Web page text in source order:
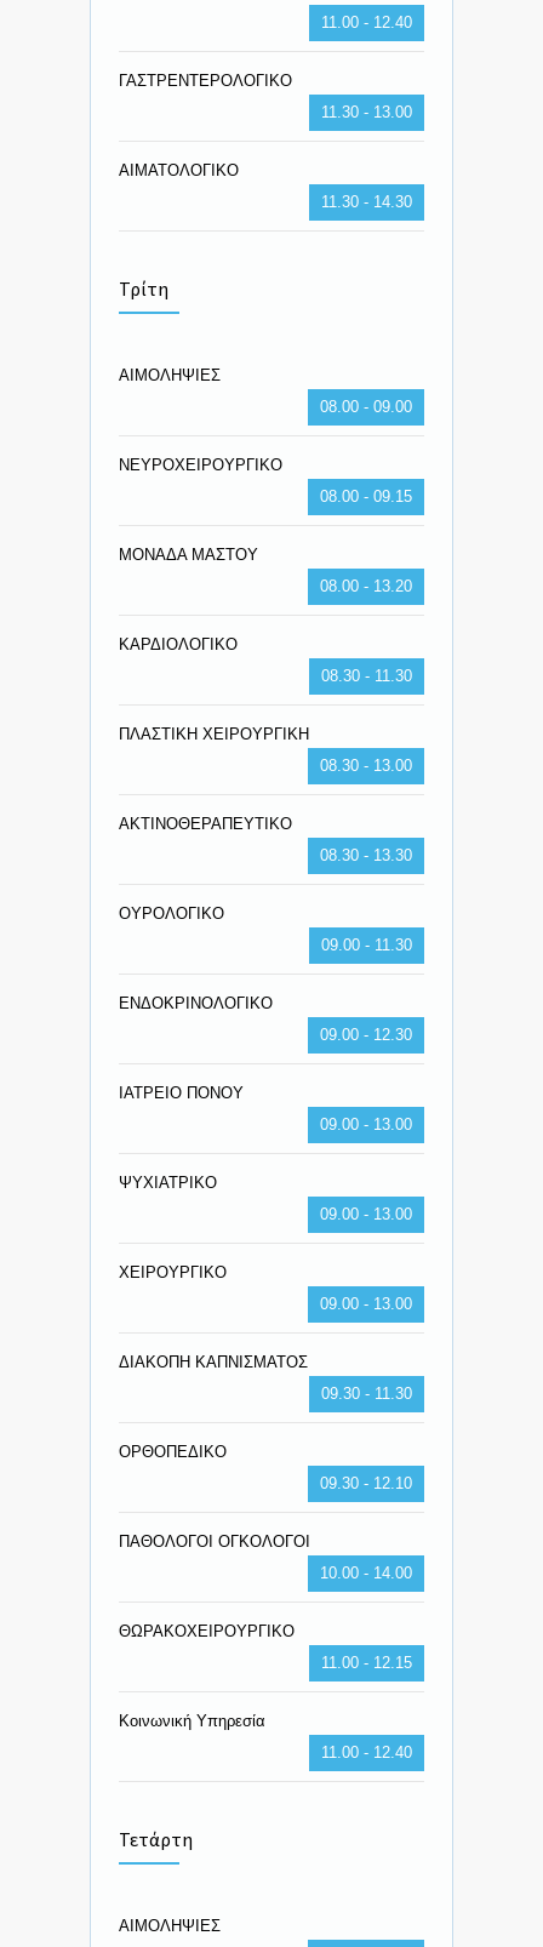
11.00 - 12.40
ΓΑΣΤΡΕΝΤΕΡΟΛΟΓΙΚΟ
11.30 - 13.00
ΑΙΜΑΤΟΛΟΓΙΚΟ
11.30 - 14.30
Τρίτη
ΑΙΜΟΛΗΨΙΕΣ
08.00 - 09.00
ΝΕΥΡΟΧΕΙΡΟΥΡΓΙΚΟ
08.00 - 09.15
ΜΟΝΑΔΑ ΜΑΣΤΟΥ
08.00 - 13.20
ΚΑΡΔΙΟΛΟΓΙΚΟ
08.30 - 11.30
ΠΛΑΣΤΙΚΗ ΧΕΙΡΟΥΡΓΙΚΗ
08.30 - 13.00
ΑΚΤΙΝΟΘΕΡΑΠΕΥΤΙΚΟ
08.30 - 13.30
ΟΥΡΟΛΟΓΙΚΟ
09.00 - 11.30
ΕΝΔΟΚΡΙΝΟΛΟΓΙΚΟ
09.00 - 12.30
ΙΑΤΡΕΙΟ ΠΟΝΟΥ
09.00 - 13.00
ΨΥΧΙΑΤΡΙΚΟ
09.00 - 13.00
ΧΕΙΡΟΥΡΓΙΚΟ
09.00 - 13.00
ΔΙΑΚΟΠΗ ΚΑΠΝΙΣΜΑΤΟΣ
09.30 - 11.30
ΟΡΘΟΠΕΔΙΚΟ
09.30 - 12.10
ΠΑΘΟΛΟΓΟΙ ΟΓΚΟΛΟΓΟΙ
10.00 - 14.00
ΘΩΡΑΚΟΧΕΙΡΟΥΡΓΙΚΟ
11.00 - 12.15
Κοινωνική Υπηρεσία
11.00 - 12.40
Τετάρτη
ΑΙΜΟΛΗΨΙΕΣ